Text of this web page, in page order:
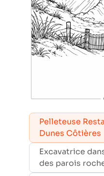
Pelleteuse
Dunes Côtières
Excavatrice
des parois